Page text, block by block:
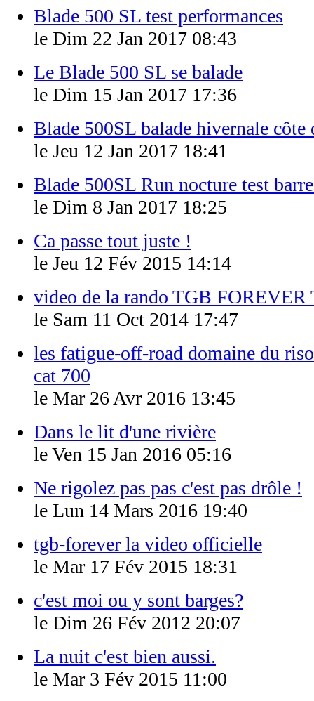
Blade 500 SL test performances
le Dim 22 Jan 2017 08:43
Le Blade 500 SL se balade
le Dim 15 Jan 2017 17:36
Blade 500SL balade hivernale côte
le Jeu 12 Jan 2017 18:41
Blade 500SL Run nocture test
le Dim 8 Jan 2017 18:25
Ca passe tout juste !
le Jeu 12 Fév 2015 14:14
video de la rando TGB FOREVER
le Sam 11 Oct 2014 17:47
les fatigue-off-road domaine du
cat 700
le Mar 26 Avr 2016 13:45
Dans le lit d'une rivière
le Ven 15 Jan 2016 05:16
Ne rigolez pas pas c'est pas drôle !
le Lun 14 Mars 2016 19:40
tgb-forever la video officielle
le Mar 17 Fév 2015 18:31
c'est moi ou y sont barges?
le Dim 26 Fév 2012 20:07
La nuit c'est bien aussi.
le Mar 3 Fév 2015 11:00